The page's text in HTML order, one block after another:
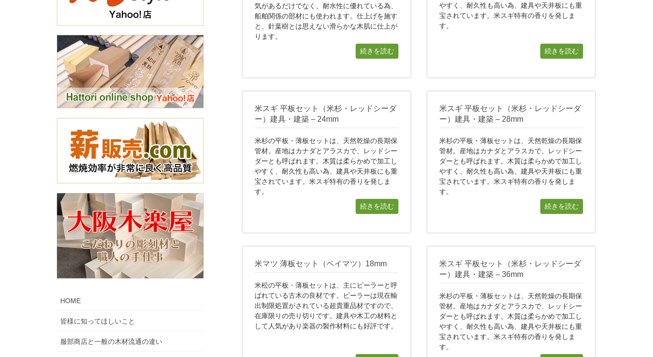
気があるだけでなく、耐水性に優れている為、
船舶関係の部材にも使われます。仕上げを施す
と、針葉樹とは思えない滑らかな木肌に仕上が
ります。
続きを読む
やすく、耐久性も高い為、建具や天井板にも重
宝されています。米スギ特有の香りを発しま
す。
続きを読む
米スギ 平板セット（米杉・レッドシーダ
ー）建具・建築 – 24mm
米杉の平板・薄板セットは、天然乾燥の長期保
管材。産地はカナダとアラスカで、レッドシー
ダーとも呼ばれます。木質は柔らかめで加工し
やすく、耐久性も高い為、建具や天井板にも重
宝されています。米スギ特有の香りを発しま
す。
続きを読む
米スギ 平板セット（米杉・レッドシーダ
ー）建具・建築 – 28mm
米杉の平板・薄板セットは、天然乾燥の長期保
管材。産地はカナダとアラスカで、レッドシー
ダーとも呼ばれます。木質は柔らかめで加工し
やすく、耐久性も高い為、建具や天井板にも重
宝されています。米スギ特有の香りを発しま
す。
続きを読む
米マツ 薄板セット（ベイマツ）18mm
米松の平板・薄板セットは、主にピーラーと呼
ばれている古木の良材です。ピーラーは現在輸
出制限処置がされている超貴重品材ですので、
在庫限りの売り切りです。建具や木工の材料と
して人気があり楽器の製作材料にも好評です。
米スギ 平板セット（米杉・レッドシーダ
ー）建具・建築 – 36mm
米杉の平板・薄板セットは、天然乾燥の長期保
管材。産地はカナダとアラスカで、レッドシー
ダーとも呼ばれます。木質は柔らかめで加工し
やすく、耐久性も高い為、建具や天井板にも重
宝されています。米スギ特有の香りを発しま
す。
HOME
皆様に知ってほしいこと
服部商店と一般の木材流通の違い